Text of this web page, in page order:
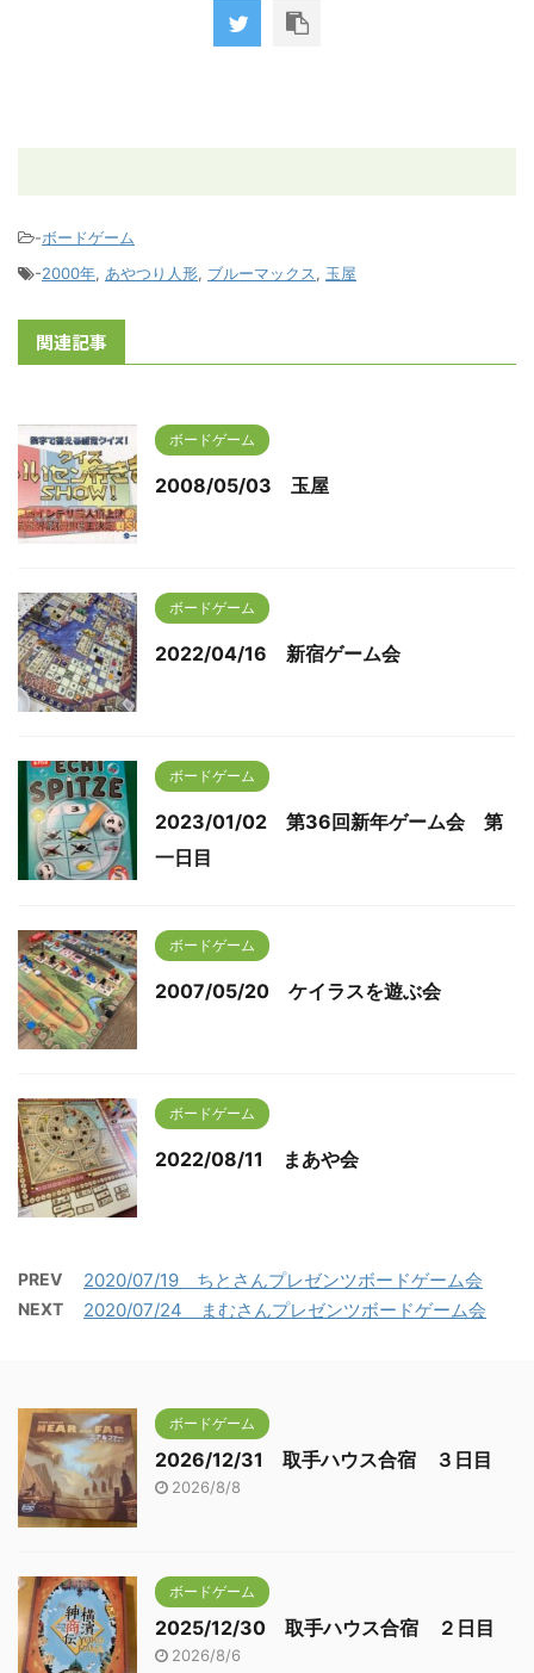
-ボードゲーム
-2000年, あやつり人形, ブルーマックス, 玉屋
関連記事
ボードゲーム
2008/05/03 玉屋
ボードゲーム
2022/04/16 新宿ゲーム会
ボードゲーム
2023/01/02 第36回新年ゲーム会 第
一日目
ボードゲーム
2007/05/20 ケイラスを遊ぶ会
ボードゲーム
2022/08/11 まあや会
PREV 2020/07/19 ちとさんプレゼンツボードゲーム会
NEXT 2020/07/24 まむさんプレゼンツボードゲーム会
ボードゲーム
2026/12/31 取手ハウス合宿 ３日目
2026/8/8
ボードゲーム
2025/12/30 取手ハウス合宿 ２日目
2026/8/6